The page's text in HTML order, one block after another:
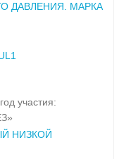
ДАВЛЕНИЯ. МАРКА
участия:
НИЗКОЙ